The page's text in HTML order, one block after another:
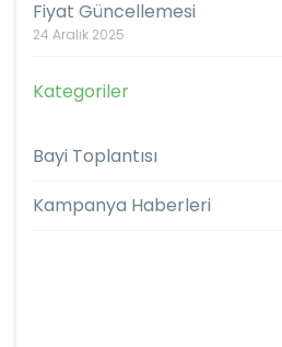
Fiyat Güncellemesi
24 Aralık 2025
Kategoriler
Bayi Toplantısı
Kampanya Haberleri